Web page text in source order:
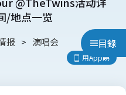
目錄
/地点一览
报 演唱会
用App睇